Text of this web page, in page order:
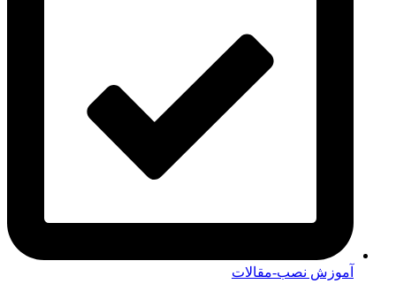
آموزش نصب-مقالات